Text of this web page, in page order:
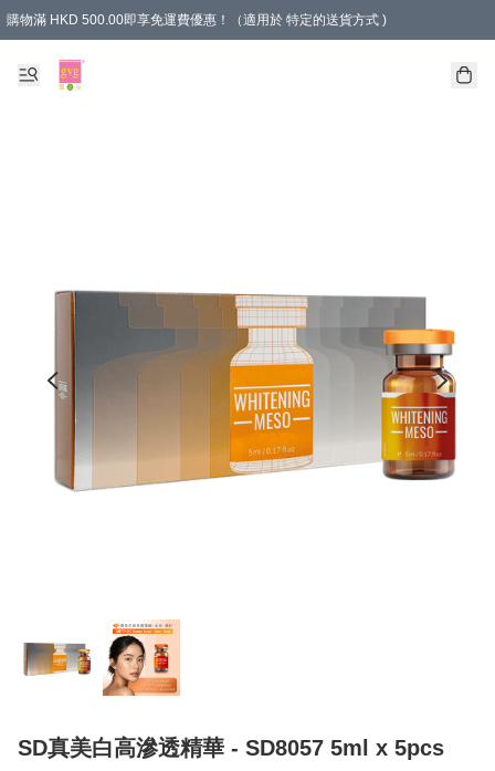
購物滿 HKD 500.00即享免運費優惠！（適用於 特定的送貨方式 )
SD真美白高滲透精華 - SD8057 5ml x 5pcs